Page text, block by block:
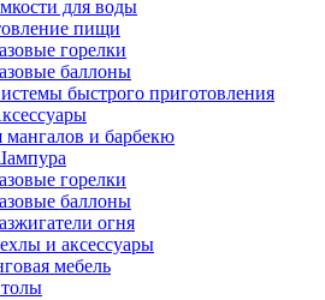
для воды
пищи
горелки
баллоны
быстрого приготовления
мангалов и барбекю
горелки
баллоны
огня
и аксессуары
мебель